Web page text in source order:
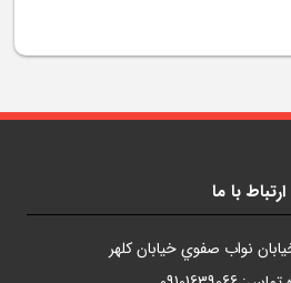
ارتباط با ما
نواب صفوي خيابان کلهر